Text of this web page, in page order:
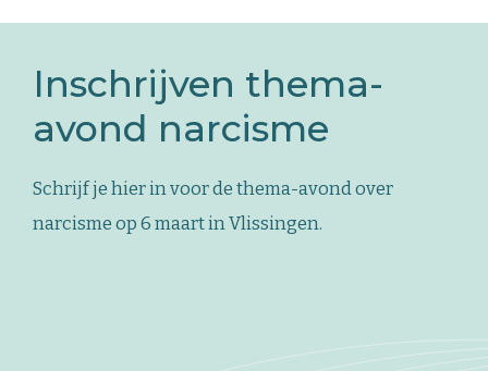
naar
de
homepage
Inschrijven thema-
avond narcisme
Schrijf je hier in voor de thema-avond over
narcisme op 6 maart in Vlissingen.